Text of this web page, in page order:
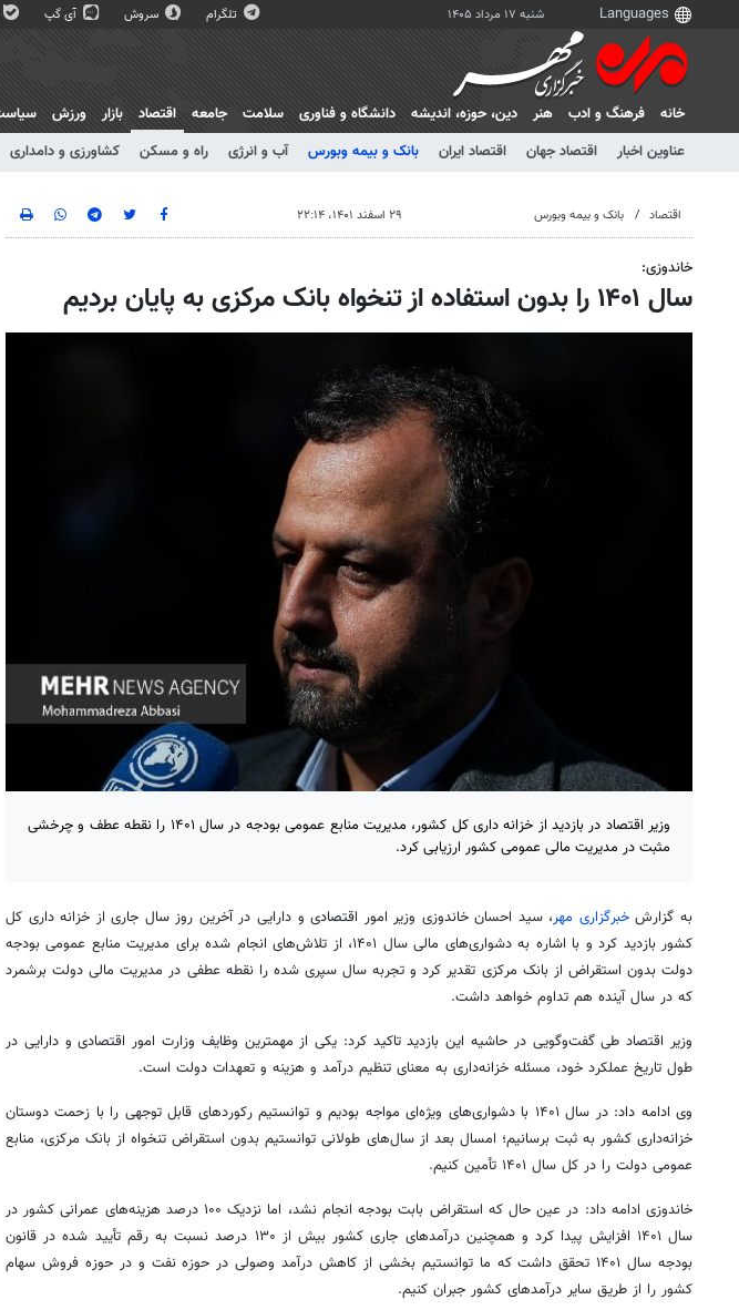
شنبه ۱۷ مرداد ۱۴۰۵ تلگرام سروش آی گپ
خانه فرهنگ و ادب هنر دين، حوزه، انديشه دانشگاه و فناوری سلامت جامعه
اقتصاد
عناوین اخبار
اقتصاد جهان اقتصاد ایران بانک و بیمه وبورس آب و انرژی راه و مسکن کشاورزی و دامداری
بازار ورزش
اقتصاد بانک و بیمه وبورس ۲۹ اسفند ۱۴۰۱، ۲۲:۱۴
خاندوزی:
سال ۱۴۰۱ را بدون استفاده از تنخواه بانک مرکزی به پایان بردیم
وزیر اقتصاد در بازدید از خزانه داری کل کشور، مدیریت منابع عمومی بودجه در سال ۱۴۰۱ را نقطه عطف و چرخشی
مثبت در مدیریت مالی عمومی کشور ارزیابی کرد.
به گزارشخبرگزاری مهر، سید احسانخاندوزی وزیر امور اقتصادی و دارایی در آخرین روز سال جاری از خزانه داری کل
کشور بازدید کرد و با اشاره به دشواری‌های مالی سال ۱۴۰۱، از تلاش‌های انجام شده برای مدیریت منابع عمومی بودجه
دولت بدون استقراض از بانک مرکزی تقدیر کرد و تجربه سال سپری شده را نقطه عطفی در مدیریت مالی دولت برشمرد
که در سال آینده هم تداوم خواهد داشت.
وزیر اقتصاد طی گفت‌وگویی در حاشیه این بازدید تاکید کرد: یکی از مهمترین وظایف وزارت امور اقتصادی و دارایی در
طول تاریخ عملکرد خود، مسئله خزانه‌داری به معنای تنظیم درآمد و هزینه و تعهدات دولت است.
وی ادامه داد: در سال ۱۴۰۱ با دشواری‌های ویژه‌ای مواجه بودیم و توانستیم رکوردهای قابل توجهی را با زحمت دوستان
خزانه‌داری کشور به ثبت برسانیم؛ امسال بعد از سال‌های طولانی توانستیم بدون استقراض تنخواه از بانک مرکزی، منابع
عمومی دولت را در کل سال ۱۴۰۱ تأمین کنیم.
خاندوزی
ادامه داد: در عین حال که استقراض بابت بودجه انجام نشد، اما نزدیک ۱۰۰ درصد هزینه‌های عمرانی کشور در
سال ۱۴۰۱ افزایش پیدا کرد و همچنین درآمدهای جاری کشور بیش از ۱۳۰ درصد نسبت به رقم تأیید شده در قانون
بودجه سال ۱۴۰۱ تحقق داشت که ما توانستیم بخشی از کاهش درآمد وصولی در حوزه نفت و در حوزه فروش سهام
کشور را از طریق سایر درآمدهای کشور جبران کنیم.